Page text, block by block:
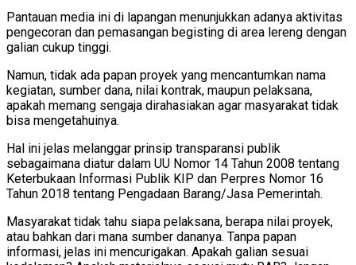
Pantauan media ini di lapangan menunjukkan adanya aktivitas
pengecoran dan pemasangan begisting di area lereng dengan
galian cukup tinggi.
Namun, tidak ada papan proyek yang mencantumkan nama
kegiatan, sumber dana, nilai kontrak, maupun pelaksana,
apakah memang sengaja dirahasiakan agar masyarakat tidak
bisa mengetahuinya.
Hal ini jelas melanggar prinsip transparansi publik
sebagaimana diatur dalam UU Nomor 14 Tahun 2008 tentang
Keterbukaan Informasi Publik KIP dan Perpres Nomor 16
Tahun 2018 tentang Pengadaan Barang/Jasa Pemerintah.
Masyarakat tidak tahu siapa pelaksana, berapa nilai proyek,
atau bahkan dari mana sumber dananya. Tanpa papan
informasi, jelas ini mencurigakan. Apakah galian sesuai